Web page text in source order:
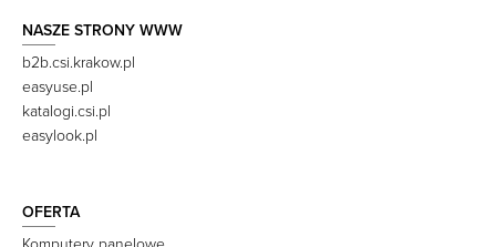
NASZE STRONY WWW
b2b.csi.krakow.pl
easyuse.pl
katalogi.csi.pl
easylook.pl
OFERTA